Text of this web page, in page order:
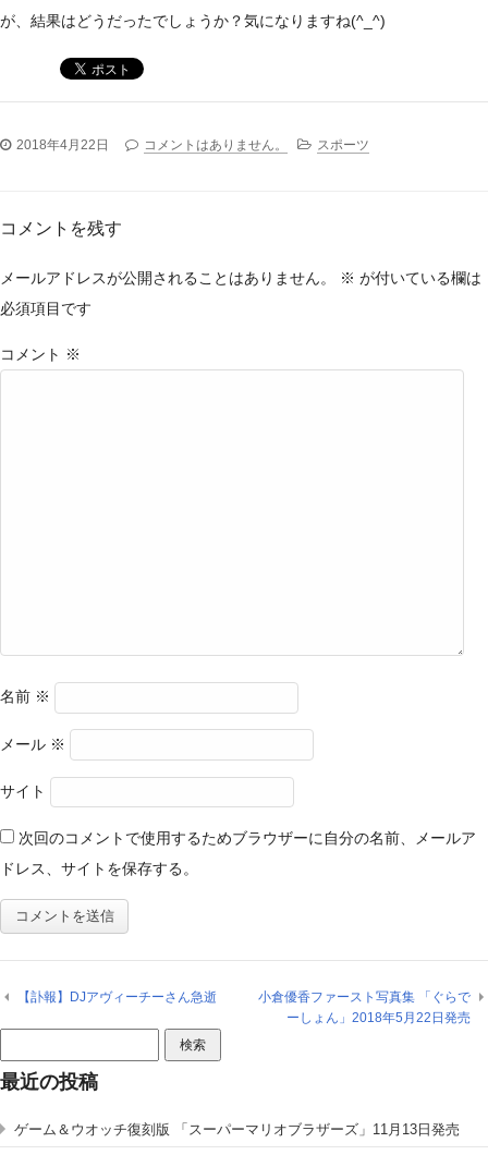
が、結果はどうだったでしょうか？気になりますね(^_^)
2018年4月22日 コメントはありません。 スポーツ
コメントを残す
メールアドレスが公開されることはありません。 ※ が付いている欄は
必須項目です
コメント ※
名前 ※
メール ※
サイト
次回のコメントで使用するためブラウザーに自分の名前、メールア
ドレス、サイトを保存する。
【訃報】DJアヴィーチーさん急逝
小倉優香ファースト写真集 「ぐらで
ーしょん」2018年5月22日発売
索:
最近の投稿
ゲーム＆ウオッチ復刻版 「スーパーマリオブラザーズ」11月13日発売